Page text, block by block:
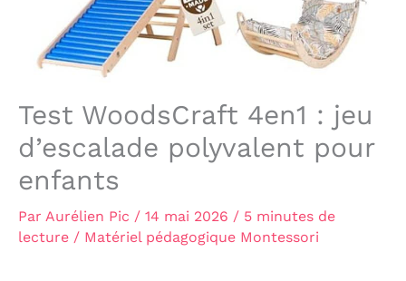
Test WoodsCraft 4en1 : jeu
d’escalade polyvalent pour
enfants
Par Aurélien Pic / 14 mai 2026 / 5 minutes de
lecture / Matériel pédagogique Montessori